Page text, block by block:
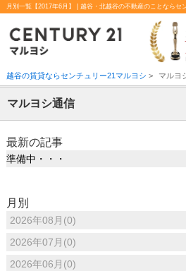
月別一覧【2017年6月】 | 越谷・北越谷の不動産のことならセ
越谷の賃貸ならセンチュリー21マルヨシ > マルヨ
マルヨシ通信
最新の記事
準備中・・・
月別
2026年08月(0)
2026年07月(0)
2026年06月(0)